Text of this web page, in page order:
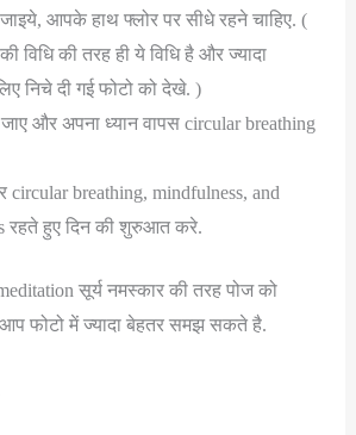
आपके हाथ फ्लोर पर सीधे रहने चाहिए. (
विधि की तरह ही ये विधि है और ज्यादा
निचे दी गई फोटो को देखे. )
और अपना ध्यान वापस circular breathing
breathing, mindfulness, and
रहते हुए दिन की शुरुआत करे.
सूर्य नमस्कार की तरह पोज को
फोटो में ज्यादा बेहतर समझ सकते है.